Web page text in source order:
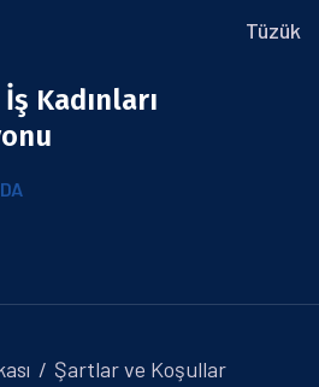
Kadınları
Tüzük
Şartlar ve Koşullar